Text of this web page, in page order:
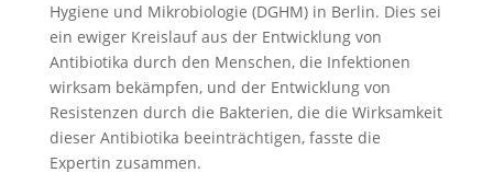
Hygiene und Mikrobiologie (DGHM) in Berlin. Dies sei
ein ewiger Kreislauf aus der Entwicklung von
Antibiotika durch den Menschen, die Infektionen
wirksam bekämpfen, und der Entwicklung von
Resistenzen durch die Bakterien, die die Wirksamkeit
dieser Antibiotika beeinträchtigen, fasste die
Expertin zusammen.